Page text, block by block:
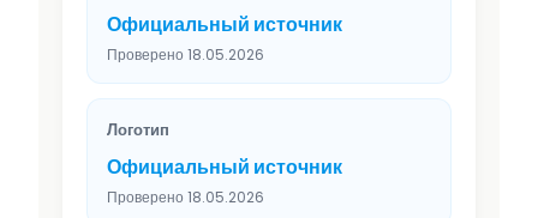
Официальный источник
Проверено 18.05.2026
Логотип
Официальный источник
Проверено 18.05.2026